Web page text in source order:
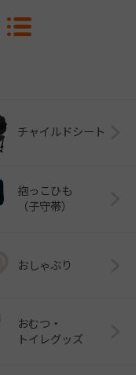
チャイルドシート
抱っこひも
（子守帯）
おしゃぶり
おむつ・
トイレグッズ